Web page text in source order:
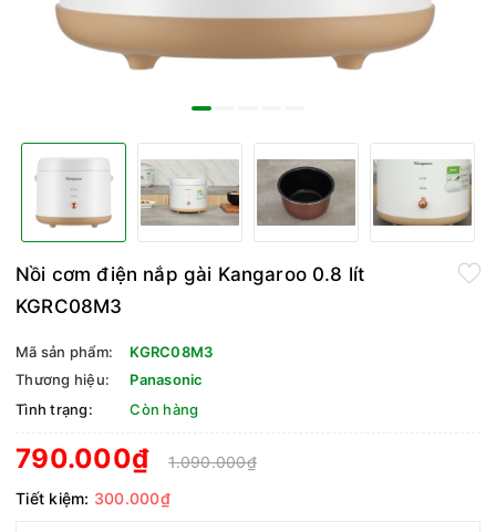
Nồi cơm điện nắp gài Kangaroo 0.8 lít
KGRC08M3
Mã sản phẩm:
KGRC08M3
Thương hiệu:
Panasonic
Tình trạng:
Còn hàng
790.000₫
1.090.000₫
Tiết kiệm: 300.000₫